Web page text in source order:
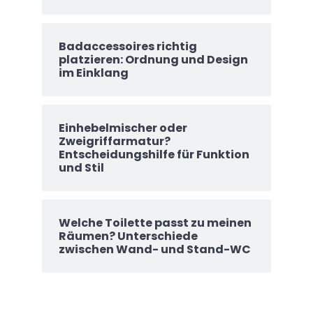
Badaccessoires richtig
platzieren: Ordnung und Design
im Einklang
Einhebelmischer oder
Zweigriffarmatur?
Entscheidungshilfe für Funktion
und Stil
Welche Toilette passt zu meinen
Räumen? Unterschiede
zwischen Wand- und Stand-WC